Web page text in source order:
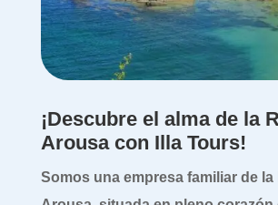
¡Descubre el alma de la
Arousa con Illa Tours!
Somos una empresa familiar de la